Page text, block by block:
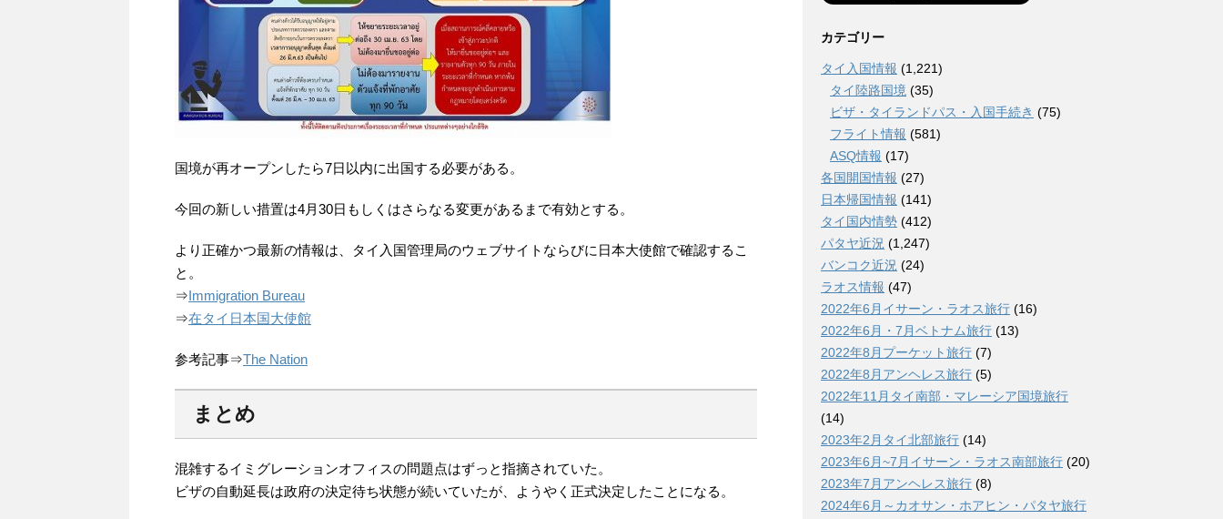
国境が再オープンしたら7日以内に出国する必要がある。
今回の新しい措置は4月30日もしくはさらなる変更があるまで有効とする。
より正確かつ最新の情報は、タイ入国管理局のウェブサイトならびに日本大使館で確認するこ
と。
⇒Immigration Bureau
⇒在タイ日本国大使館
参考記事⇒The Nation
まとめ
混雑するイミグレーションオフィスの問題点はずっと指摘されていた。
ビザの自動延長は政府の決定待ち状態が続いていたが、ようやく正式決定したことになる。
カテゴリー
タイ入国情報 (1,221)
タイ陸路国境 (35)
ビザ・タイランドパス・入国手続き (75)
フライト情報 (581)
ASQ情報 (17)
各国開国情報 (27)
日本帰国情報 (141)
タイ国内情勢 (412)
パタヤ近況 (1,247)
バンコク近況 (24)
ラオス情報 (47)
2022年6月イサーン・ラオス旅行 (16)
2022年6月・7月ベトナム旅行 (13)
2022年8月プーケット旅行 (7)
2022年8月アンヘレス旅行 (5)
2022年11月タイ南部・マレーシア国境旅行
(14)
2023年2月タイ北部旅行 (14)
2023年6月~7月イサーン・ラオス南部旅行 (20)
2023年7月アンヘレス旅行 (8)
2024年6月～カオサン・ホアヒン・パタヤ旅行